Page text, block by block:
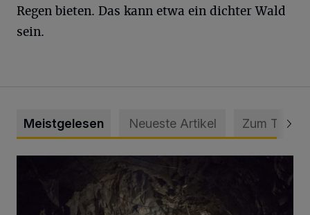
Regen bieten. Das kann etwa ein dichter Wald
sein.
Meistgelesen Neueste Artikel Zum Thema